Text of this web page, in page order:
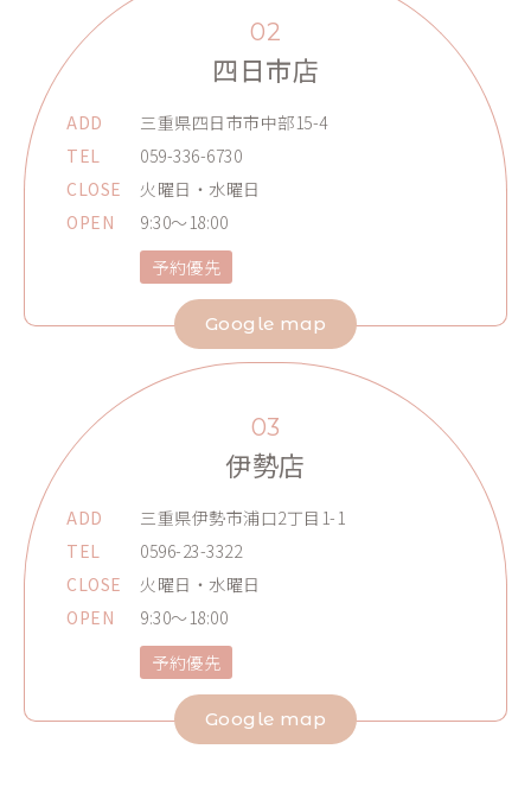
02
四日市店
ADD
三重県四日市市中部15-4
TEL
059-336-6730
CLOSE
火曜日・水曜日
OPEN
9:30～18:00
予約優先
Google map
03
伊勢店
ADD
三重県伊勢市浦口2丁目1-1
TEL
0596-23-3322
CLOSE
火曜日・水曜日
OPEN
9:30～18:00
予約優先
Google map